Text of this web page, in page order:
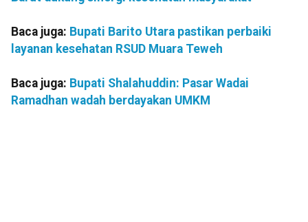
Baca juga: Bupati Barito Utara pastikan perbaiki
layanan kesehatan RSUD Muara Teweh
Baca juga: Bupati Shalahuddin: Pasar Wadai
Ramadhan wadah berdayakan UMKM